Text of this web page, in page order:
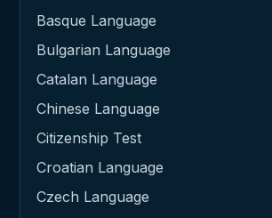
Basque Language
Bulgarian Language
Catalan Language
Chinese Language
Citizenship Test
Croatian Language
Czech Language